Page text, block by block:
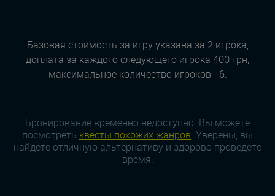
Базовая стоимость за игру указана за 2 игрока,
доплата за каждого следующего игрока 400 грн,
максимальное количество игроков - 6.
Бронирование временно недоступно. Вы можете
посмотреть квесты похожих жанров. Уверены, вы
найдете отличную альтернативу и здорово проведете
время.